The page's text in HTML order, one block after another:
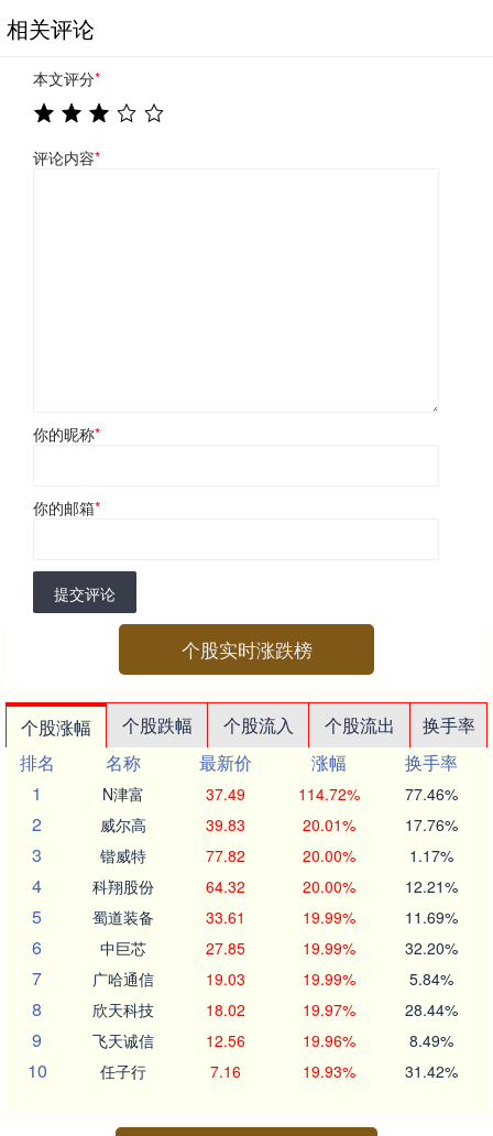
相关评论
本文评分*
评论内容*
你的昵称*
你的邮箱*
提交评论
个股实时涨跌榜
个股涨幅 个股跌幅 个股流入 个股流出
换手率
排名
名称 最新价 涨幅
换手率
1
N津富 37.49 114.72% 77.46%
2 威尔高 39.83 20.01% 17.76%
3 锴威特 77.82 20.00% 1.17%
4 科翔股份 64.32 20.00% 12.21%
5 蜀道装备 33.61 19.99% 11.69%
6 中巨芯 27.85 19.99% 32.20%
7 广哈通信 19.03 19.99% 5.84%
8 欣天科技 18.02 19.97% 28.44%
9 飞天诚信 12.56 19.96% 8.49%
10 任子行 7.16 19.93% 31.42%